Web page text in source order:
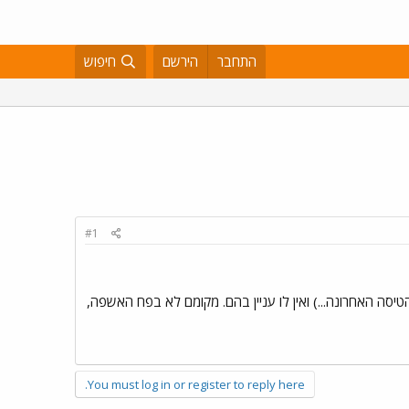
התחבר הירשם חיפוש
#1
האחרונה...) ואין לו עניין בהם. מקומם לא בפח האשפה,
You must log in or register to reply here.